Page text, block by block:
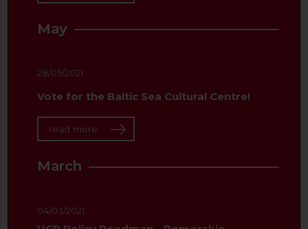
May
28/05/2021
Vote for the Baltic Sea Cultural Centre!
read more
March
04/03/2021